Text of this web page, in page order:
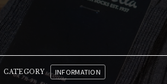
CATEGORY INFORMATION